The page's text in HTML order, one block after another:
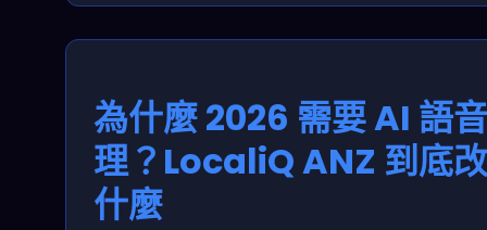
為什麼 2026 需要 AI 語
理？LocaliQ ANZ 到底
什麼